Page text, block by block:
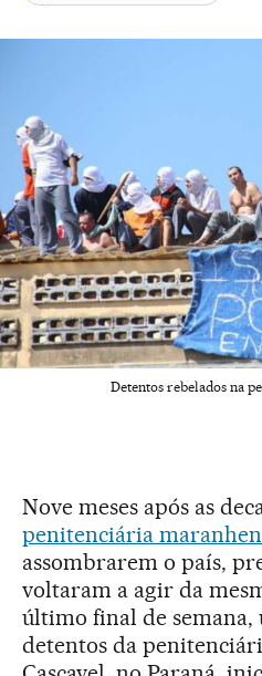
Detentos rebelados na
Nove meses após as
penitenciária
assombrarem o país,
voltaram a agir da
último final de semana,
detentos da